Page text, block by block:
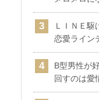
ＬＩＮＥ駆
恋愛ライン
B型男性が
回すのは愛